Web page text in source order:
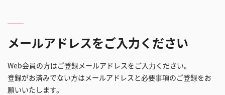
メールアドレスをご入力ください
Web会員の方はご登録メールアドレスをご入力ください。
登録がお済みでない方はメールアドレスと必要事項のご登録をお
願いいたします。